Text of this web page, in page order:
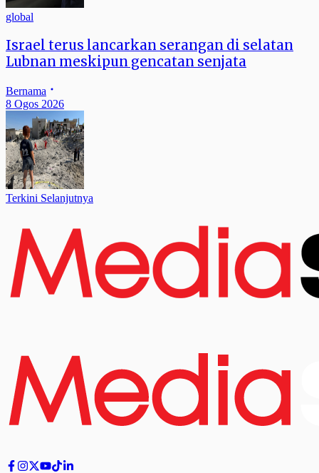
global
Israel terus lancarkan serangan di selatan
Lubnan meskipun gencatan senjata
Bernama
8 Ogos 2026
Terkini Selanjutnya